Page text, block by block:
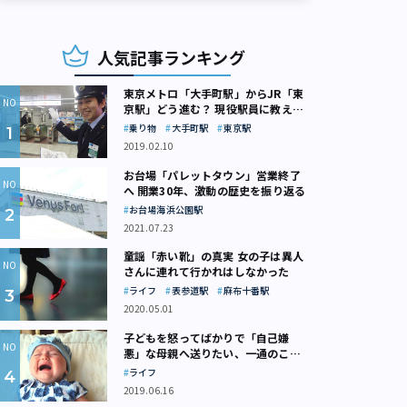
人気記事ランキング
東京メトロ「大手町駅」からJR「東
京駅」どう進む？ 現役駅員に教えて
もらいました
乗り物 大手町駅
東京駅
2019.02.10
お台場「パレットタウン」営業終了
へ 開業30年、激動の歴史を振り返る
お台場海浜公園駅
2021.07.23
童謡「赤い靴」の真実 女の子は異人
さんに連れて行かれはしなかった
ライフ 表参道駅
麻布十番駅
2020.05.01
子どもを怒ってばかりで「自己嫌
悪」な母親へ送りたい、一通のここ
ろの処方箋
ライフ
2019.06.16